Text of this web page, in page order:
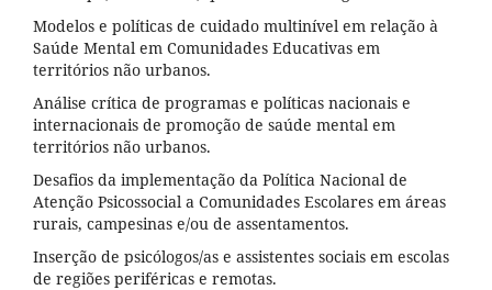
Modelos e políticas de cuidado multinível em relação à
Saúde Mental em Comunidades Educativas em
territórios não urbanos.
Análise crítica de programas e políticas nacionais e
internacionais de promoção de saúde mental em
territórios não urbanos.
Desafios da implementação da Política Nacional de
Atenção Psicossocial a Comunidades Escolares em áreas
rurais, campesinas e/ou de assentamentos.
Inserção de psicólogos/as e assistentes sociais em escolas
de regiões periféricas e remotas.